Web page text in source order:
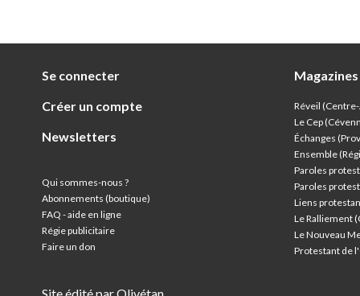
Se connecter
Créer un compte
Newsletters
Qui sommes-nous ?
Abonnements (boutique)
FAQ - aide en ligne
Régie publicitaire
Faire un don
Magazines
Réveil
Le Cep
Échanges
Ensemble
Paroles
Paroles
Liens
Le Ralliement
Le Nouveau
Protestant de